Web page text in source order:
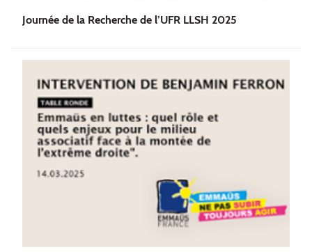
Journée de la Recherche de l’UFR LLSH 2025